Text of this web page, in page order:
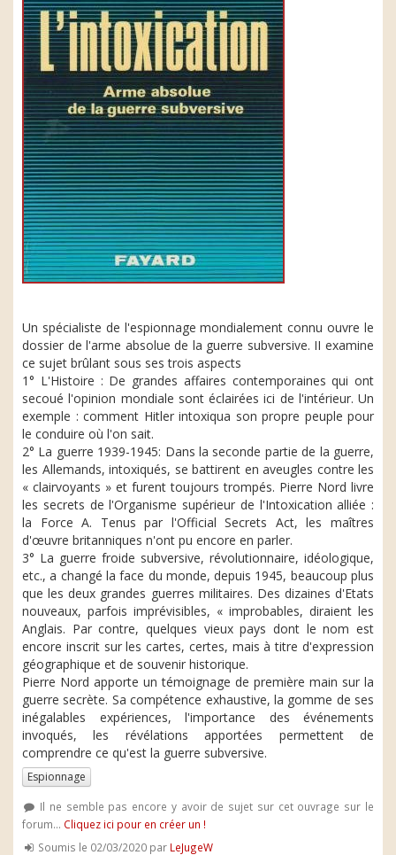
Un spécialiste de l'espionnage mondialement connu ouvre le
dossier de l'arme absolue de la guerre subversive. II examine
ce sujet brûlant sous ses trois aspects
1° L'Histoire : De grandes affaires contemporaines qui ont
secoué l'opinion mondiale sont éclairées ici de l'intérieur. Un
exemple : comment Hitler intoxiqua son propre peuple pour
le conduire où l'on sait.
2° La guerre 1939-1945: Dans la seconde partie de la guerre,
les Allemands, intoxiqués, se battirent en aveugles contre les
« clairvoyants » et furent toujours trompés. Pierre Nord livre
les secrets de l'Organisme supérieur de l'Intoxication alliée :
la Force A. Tenus par l'Official Secrets Act, les maîtres
d'œuvre britanniques n'ont pu encore en parler.
3° La guerre froide subversive, révolutionnaire, idéologique,
etc., a changé la face du monde, depuis 1945, beaucoup plus
que les deux grandes guerres militaires. Des dizaines d'Etats
nouveaux, parfois imprévisibles, « improbables, diraient les
Anglais. Par contre, quelques vieux pays dont le nom est
encore inscrit sur les cartes, certes, mais à titre d'expression
géographique et de souvenir historique.
Pierre Nord apporte un témoignage de première main sur la
guerre secrète. Sa compétence exhaustive, la gomme de ses
inégalables expériences, l'importance des événements
invoqués, les révélations apportées permettent de
comprendre ce qu'est la guerre subversive.
Espionnage
Il ne semble pas encore y avoir de sujet sur cet ouvrage sur le
forum... Cliquez ici pour en créer un !
Soumis le 02/03/2020 par LeJugeW